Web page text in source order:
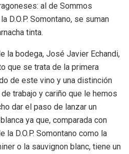
al de Sommos
D.O.P. Somontano, se suman
tinta.
la bodega, José Javier Echandi,
que se trata de la primera
de este vino y una distinción
trabajo y cariño que le hemos
dar el paso de lanzar un
ya que, comparada con
D.O.P. Somontano como la
o la sauvignon blanc, tiene un